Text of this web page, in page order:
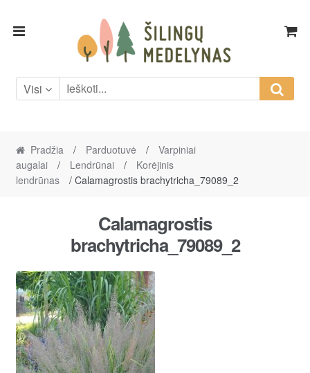
Skip
Skip
Visi
Pradžia / Parduotuvė /
Varpiniai
augalai
/ Lendrūnai /
Korėjinis
lendrūnas
/ Calamagrostis brachytricha_79089_2
Calamagrostis
brachytricha_79089_2